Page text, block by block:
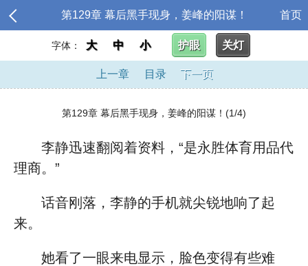
第129章 幕后黑手现身，姜峰的阳谋！ 首页
字体： 大 中 小 护眼 关灯
上一章 目录 下一页
第129章 幕后黑手现身，姜峰的阳谋！(1/4)
李静迅速翻阅着资料，“是永胜体育用品代
理商。”
话音刚落，李静的手机就尖锐地响了起
来。
她看了一眼来电显示，脸色变得有些难